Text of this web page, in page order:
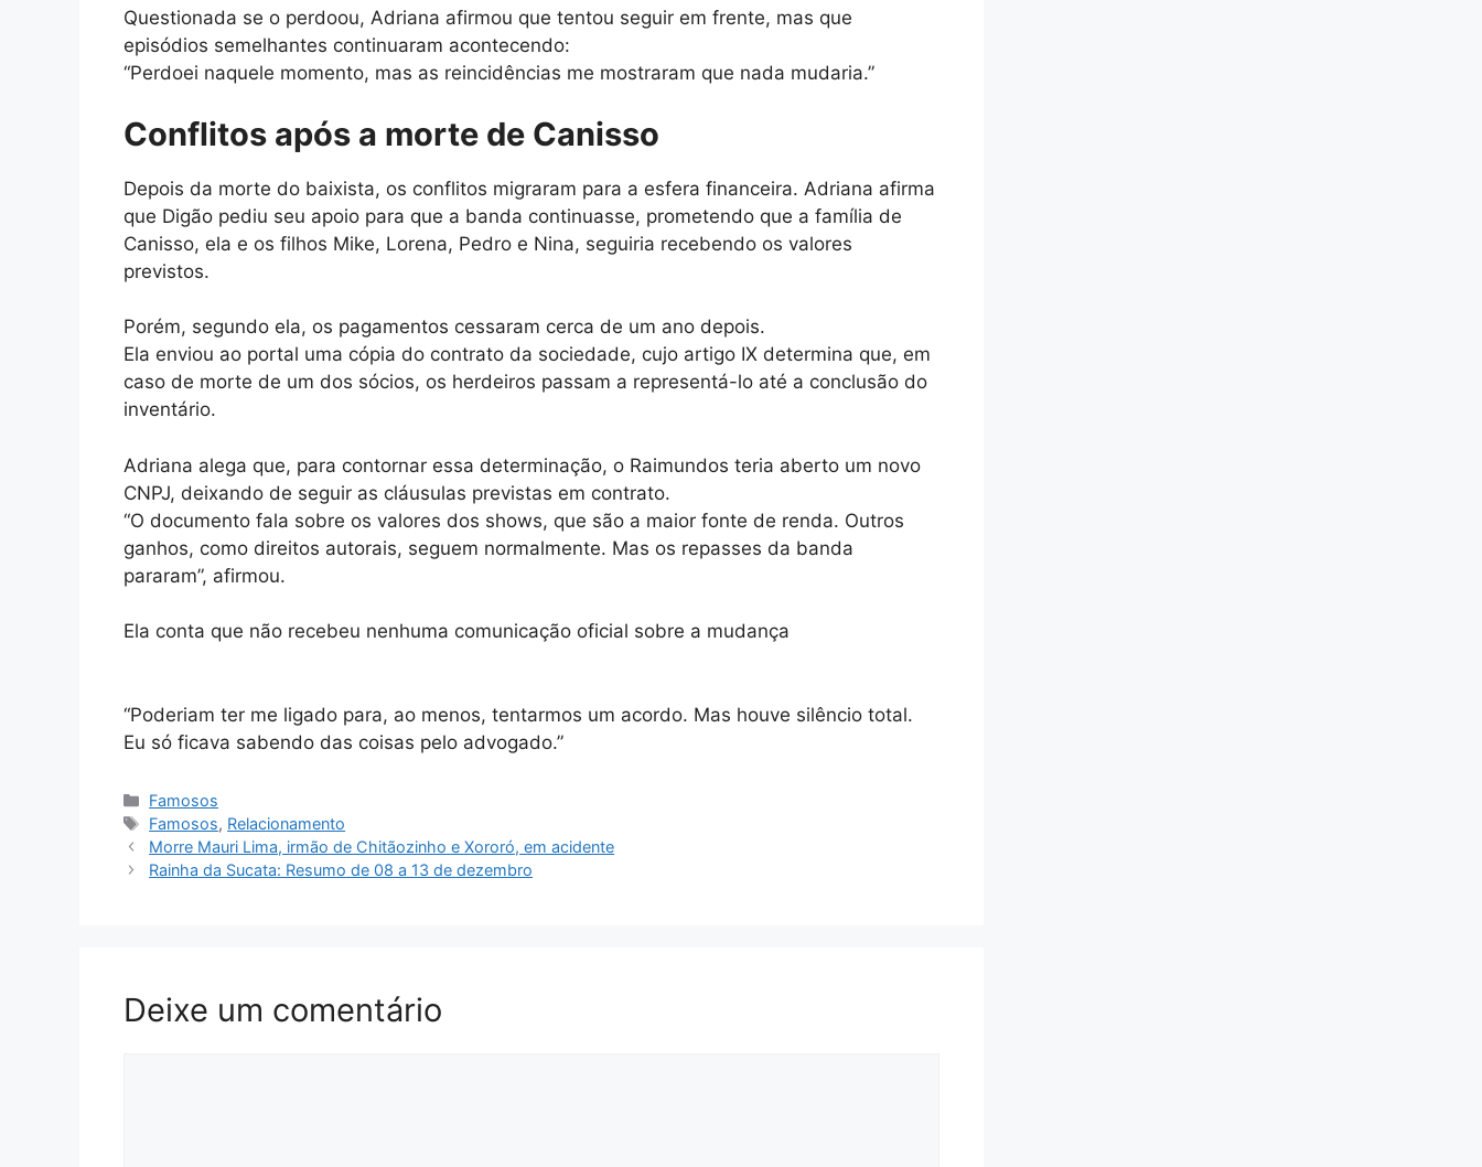
Questionada se o perdoou, Adriana afirmou que tentou seguir em frente, mas que
episódios semelhantes continuaram acontecendo:
“Perdoei naquele momento, mas as reincidências me mostraram que nada mudaria.”
Conflitos após a morte de Canisso
Depois da morte do baixista, os conflitos migraram para a esfera financeira. Adriana afirma
que Digão pediu seu apoio para que a banda continuasse, prometendo que a família de
Canisso, ela e os filhos Mike, Lorena, Pedro e Nina, seguiria recebendo os valores
previstos.
Porém, segundo ela, os pagamentos cessaram cerca de um ano depois.
Ela enviou ao portal uma cópia do contrato da sociedade, cujo artigo IX determina que, em
caso de morte de um dos sócios, os herdeiros passam a representá-lo até a conclusão do
inventário.
Adriana alega que, para contornar essa determinação, o Raimundos teria aberto um novo
CNPJ, deixando de seguir as cláusulas previstas em contrato.
“O documento fala sobre os valores dos shows, que são a maior fonte de renda. Outros
ganhos, como direitos autorais, seguem normalmente. Mas os repasses da banda
pararam”, afirmou.
Ela conta que não recebeu nenhuma comunicação oficial sobre a mudança
“Poderiam ter me ligado para, ao menos, tentarmos um acordo. Mas houve silêncio total.
Eu só ficava sabendo das coisas pelo advogado.”
Categorias
Famosos
Tags
Famosos, Relacionamento
Morre Mauri Lima, irmão de Chitãozinho e Xororó, em acidente
Rainha da Sucata: Resumo de 08 a 13 de dezembro
Deixe um comentário